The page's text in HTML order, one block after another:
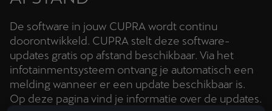
De software in jouw CUPRA wordt continu
doorontwikkeld. CUPRA stelt deze software-
updates gratis op afstand beschikbaar. Via het
infotainmentsysteem ontvang je automatisch een
melding wanneer er een update beschikbaar is.
Op deze pagina vind je informatie over de updates.